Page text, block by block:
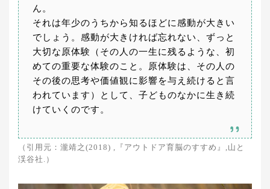
ん。
それは年少のうちから知るほどに感動が大きい
でしょう。感動が大きければ忘れない、ずっと
大切な原体験（その人の一生に残るような、初
めての重要な体験のこと。原体験は、その人の
その後の思考や価値観に影響を与え続けると言
われています）として、子どものなかに生き続
けていくのです。
（引用元：瀧靖之(2018) ,『アウトドア育脳のすすめ』,山と
渓谷社.）